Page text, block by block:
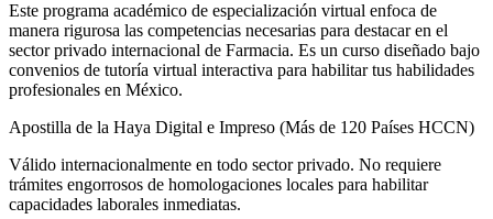
Este programa académico de especialización virtual enfoca de
manera rigurosa las competencias necesarias para destacar en el
sector privado internacional de Farmacia. Es un curso diseñado bajo
convenios de tutoría virtual interactiva para habilitar tus habilidades
profesionales en México.
Apostilla de la Haya Digital e Impreso (Más de 120 Países HCCN)
Válido internacionalmente en todo sector privado. No requiere
trámites engorrosos de homologaciones locales para habilitar
capacidades laborales inmediatas.